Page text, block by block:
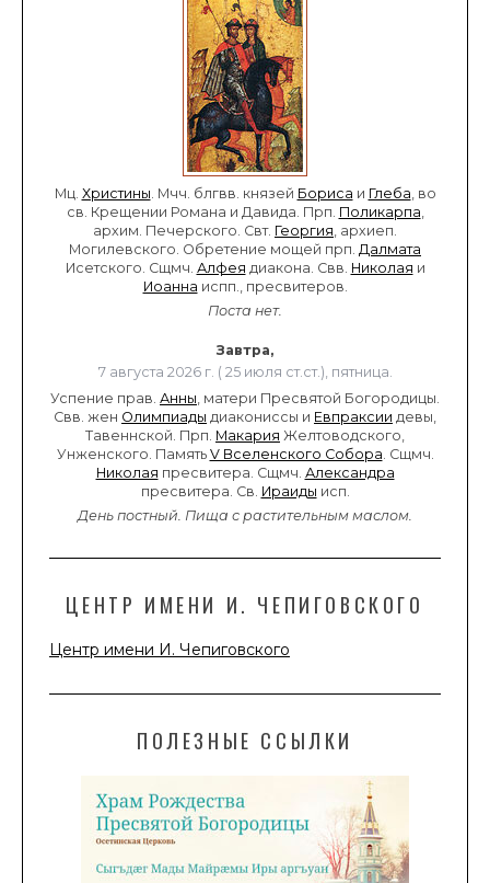
Мц. Христины. Мчч. блгвв. князей Бориса и Глеба, во
св. Крещении Романа и Давида. Прп. Поликарпа,
архим. Печерского. Свт. Георгия, архиеп.
Могилевского. Обретение мощей прп. Далмата
Исетского. Сщмч. Алфея диакона. Свв. Николая и
Иоанна испп., пресвитеров.
Поста нет.
Завтра,
7 августа 2026 г. ( 25 июля ст.ст.), пятница.
Успение прав. Анны, матери Пресвятой Богородицы.
Свв. жен Олимпиады диакониссы и Евпраксии девы,
Тавеннской. Прп. Макария Желтоводского,
Унженского. Память V Вселенского Собора. Сщмч.
Николая пресвитера. Сщмч. Александра
пресвитера. Св. Ираиды исп.
День постный. Пища с растительным маслом.
ЦЕНТР ИМЕНИ И. ЧЕПИГОВСКОГО
Центр имени И. Чепиговского
ПОЛЕЗНЫЕ ССЫЛКИ